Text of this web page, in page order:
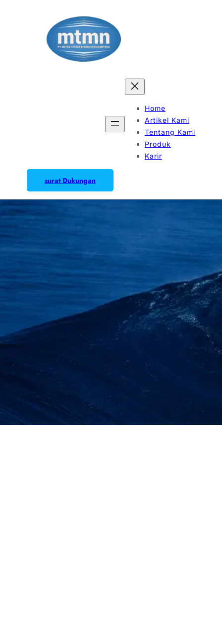
Home
Artikel Kami
Tentang Kami
Produk
Karir
surat Dukungan